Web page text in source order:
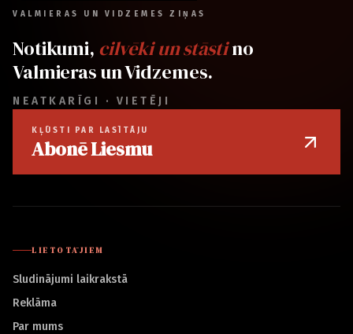
VALMIERAS UN VIDZEMES ZIŅAS
Notikumi, cilvēki un stāstino
Valmieras un Vidzemes.
NEATKARĪGI · VIETĒJI
KĻŪSTI PAR LASĪTĀJU
Abonē Liesmu
LIETOTĀJIEM
Sludinājumi laikrakstā
Reklāma
Par mums